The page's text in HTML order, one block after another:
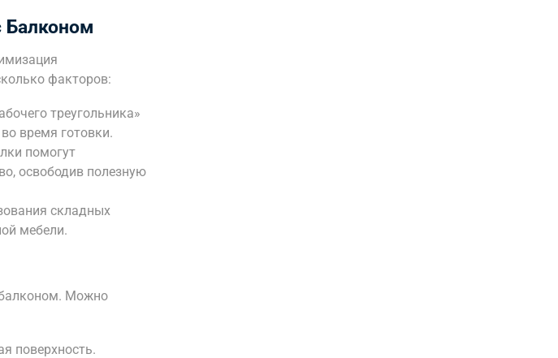
Балконом
факторов:
треугольника»
время готовки.
помогут
освободив полезную
складных
мебели.
балконом. Можно
поверхность.